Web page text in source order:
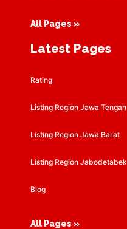
All Pages »
Latest Pages
Rating
Listing Region Jawa Tengah
Listing Region Jawa Barat
Listing Region Jabodetabek
Blog
All Pages »